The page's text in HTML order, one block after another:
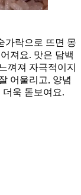
가락으로 뜨면 몽
져요. 맛은 담백
껴져 자극적이지
어울리고, 양념
욱 돋보여요.